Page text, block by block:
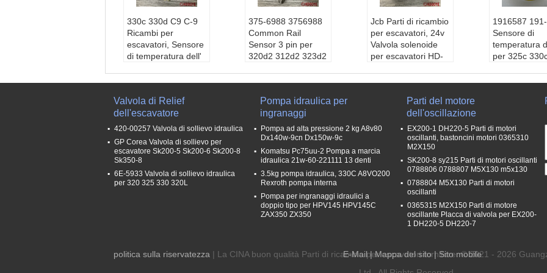
330c 330d C9 C-9
Ricambi per
escavatori, Sensore
di temperatura dell'
Nome dell' articol
o:Ricambi per scal
e mobili in gomma p
er corrimano per sc
ale mobili WBT
Imballaggio:
aggio marino degno
standard o come re
375-6988 3756988
Common Rail
Sensor 3 pin per
320d2 312d2 323d2
Ricambi per scal
e mobili in gomma p
er corrimano per sc
ale mobili WBT
Imballaggio:imball
aggio marino degno
standard o come re
quisito dei comprato
ri.
Tempo di garanzia:
1 anno
Jcb Parti di ricambio
per escavatori, 24v
Valvola solenoide
per escavatori HD-
Ricambi per scal
e mobili in gomma p
er corrimano per sc
ale mobili WBT
Imballaggio:imball
aggio marino degno
standard o come re
quisito dei comprato
Tempo di garanzia:
1916587 191-
Sensore di
temperatura
per 325c 330c
e mobili in
ale mobili
Imballaggio:
standard o
quisito dei
ri.
1 anno
Valvola di Relief
dell'escavatore
420-00257 Valvola di sollievo idraulica
GP Corea Valvola di sollievo per
escavatore Sk200-5 Sk200-6 Sk200-8
Sk350-8
6E-5933 Valvola di sollievo idraulica
per 320 325 330 320L
Pompa idraulica per
ingranaggi
Pompa ad alta pressione 2 kg A8v80
Dx140w-9cn Dx150w-9c
Komatsu Pc75uu-2 Pompa a marcia
idraulica 21w-60-221111 13 denti
3.5kg pompa idraulica, 330C A8VO200
Rexroth pompa interna
Pompa per ingranaggi idraulici a
doppio tipo per HPV145 HPV145C
ZAX350 ZX350
Parti del motore
dell'oscillazione
EX200-1 DH220-5 Parti di motori
oscillanti, bastoncini motori 0365310
M2X150
SK200-8 sy215 Parti di motori oscillanti
0788806 0788807 M5X130 m5x130
0788804 M5X130 Parti di motori
oscillanti
0365315 M2X150 Parti di motore
oscillante Placca di valvola per EX200-
1 DH220-5 DH220-7
E-Mail|Mappa del sito | Sito mobile
politica sulla riservatezza | La CINA buon qualità Parti di ricambio per escavatori fornitore. © 2021 - 2026